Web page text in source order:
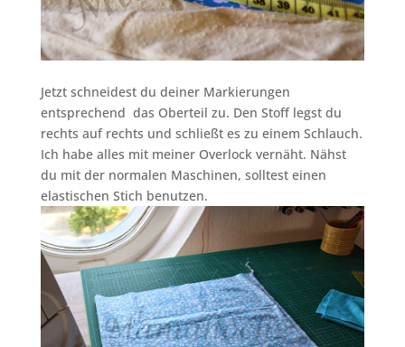
Jetzt schneidest du deiner Markierungen
entsprechend das Oberteil zu. Den Stoff legst du
rechts auf rechts und schließt es zu einem Schlauch.
Ich habe alles mit meiner Overlock vernäht. Nähst
du mit der normalen Maschinen, solltest einen
elastischen Stich benutzen.